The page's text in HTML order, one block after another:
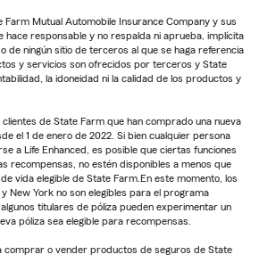
Farm Mutual Automobile Insurance Company y sus
hace responsable y no respalda ni aprueba, implícita
de ningún sitio de terceros al que se haga referencia
y servicios son ofrecidos por terceros y State
la idoneidad ni la calidad de los productos y
clientes de State Farm que han comprado una nueva
el 1 de enero de 2022. Si bien cualquier persona
a Life Enhanced, es posible que ciertas funciones
recompensas, no estén disponibles a menos que
vida elegible de State Farm.En este momento, los
New York no son elegibles para el programa
titulares de póliza pueden experimentar un
póliza sea elegible para recompensas.
comprar o vender productos de seguros de State